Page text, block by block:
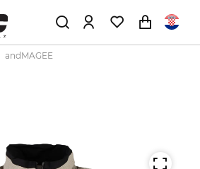
andMAGEE